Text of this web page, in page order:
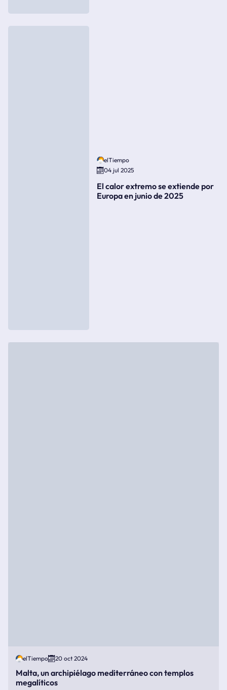
elTiempo
04 jul 2025
El calor extremo se extiende por
Europa en junio de 2025
elTiempo 20 oct 2024
Malta, un archipiélago mediterráneo con templos
megalíticos